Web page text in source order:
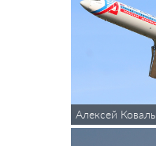
Алексей Коваль